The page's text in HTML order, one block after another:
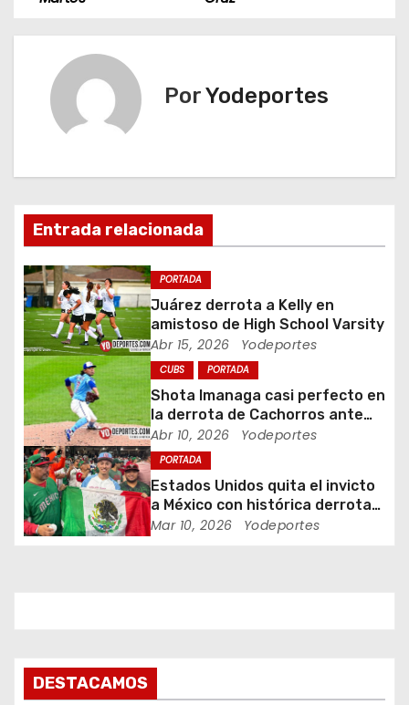
v
c
ó
n
d
e
e
n
t
r
s
PorYodeportes
Entrada relacionada
PORTADA
Juárez derrota a Kelly en
amistoso de High School Varsity
Abr 15, 2026 Yodeportes
CUBS PORTADA
Shota Imanaga casi perfecto en
la derrota de Cachorros ante
Piratas
Abr 10, 2026 Yodeportes
PORTADA
Estados Unidos quita el invicto
a México con histórica derrota
en Clásico Mundial de Béisbol
Mar 10, 2026 Yodeportes
DESTACAMOS